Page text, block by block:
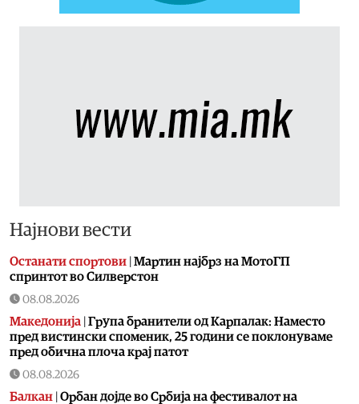
Најнови вести
Останати спортови Мартин најбрз на МотоГП
спринтот во Силверстон
08.08.2026
Македонија Група бранители од Карпалак: Наместо
пред вистински споменик, 25 години се поклонуваме
пред обична плоча крај патот
08.08.2026
Балкан Орбан дојде во Србија на фестивалот на